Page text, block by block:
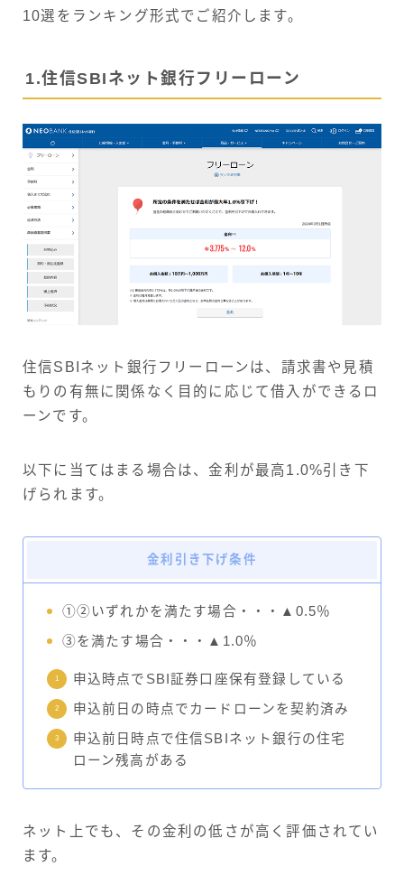
10選をランキング形式でご紹介します。
1.住信SBIネット銀行フリーローン
住信SBIネット銀行フリーローンは、請求書や見積
もりの有無に関係なく目的に応じて借入ができるロ
ーンです。
以下に当てはまる場合は、金利が最高1.0%引き下
げられます。
金利引き下げ条件
①②いずれかを満たす場合・・・▲0.5％
③を満たす場合・・・▲1.0％
申込時点でSBI証券口座保有登録している
申込前日の時点でカードローンを契約済み
申込前日時点で住信SBIネット銀行の住宅
ローン残高がある
ネット上でも、その金利の低さが高く評価されてい
ます。